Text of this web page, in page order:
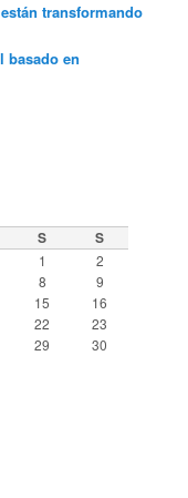
transformando
basado en
S S
1
2
8
9
15
16
22
23
29
30